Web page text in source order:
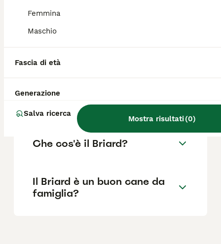
Femmina
Maschio
Fascia di età
Generazione
Salva ricerca
Mostra risultati(0)
Qual è il carattere del Cane
Che cos'è il Briard?
Il Briard è un buon cane da
famiglia?